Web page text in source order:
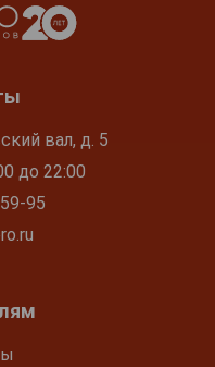
вал, д. 5
до 22:00
95